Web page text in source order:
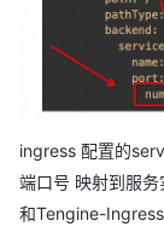
ingress 配置的
端口号 映射到服
和Tengine-